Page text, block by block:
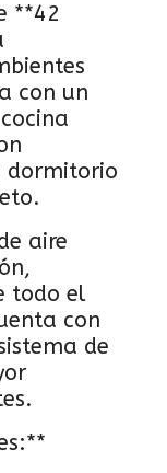
**42
con un
dormitorio
aire
todo el
con
de